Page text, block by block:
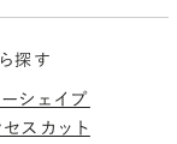
探す
シェイプ
スカット